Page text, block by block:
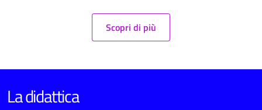
Scopri di più
La didattica